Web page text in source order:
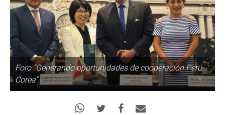
Foro “Generando oportunidades de cooperación Perú-
Corea”.